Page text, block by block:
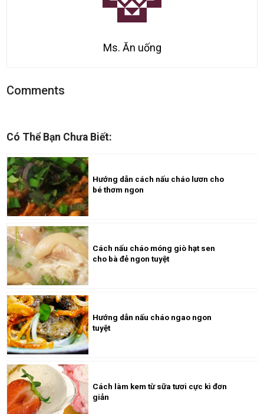
Ms. Ăn uống
Comments
Có Thể Bạn Chưa Biết:
Hướng dẫn cách nấu cháo lươn cho
bé thơm ngon
Cách nấu cháo móng giò hạt sen
cho bà đẻ ngon tuyệt
Hướng dẫn nấu cháo ngao ngon
tuyệt
Cách làm kem từ sữa tươi cực kì đơn
giản